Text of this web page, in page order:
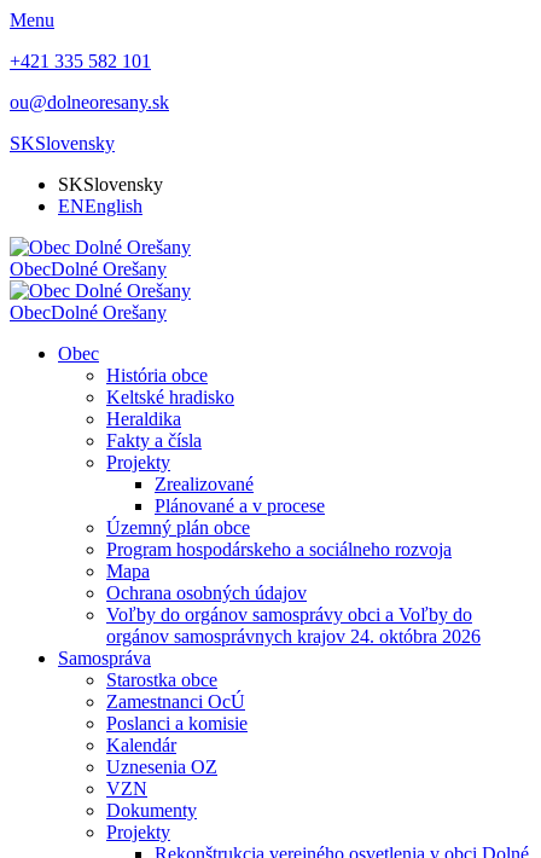
Menu
+421 335 582 101
ou@dolneoresany.sk
SKSlovensky
SKSlovensky
ENEnglish
ObecDolné Orešany
ObecDolné Orešany
Obec
História obce
Keltské hradisko
Heraldika
Fakty a čísla
Projekty
Zrealizované
Plánované a v procese
Územný plán obce
Program hospodárskeho a sociálneho rozvoja
Mapa
Ochrana osobných údajov
Voľby do orgánov samosprávy obci a Voľby do
orgánov samosprávnych krajov 24. októbra 2026
Samospráva
Starostka obce
Zamestnanci OcÚ
Poslanci a komisie
Kalendár
Uznesenia OZ
VZN
Dokumenty
Projekty
Rekonštrukcia verejného osvetlenia v obci Dolné